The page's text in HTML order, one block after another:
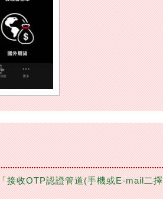
「接收OTP認證管道(手機或E-mail二擇